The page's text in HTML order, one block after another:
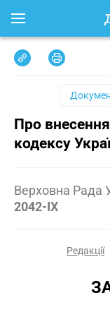
Про
кодексу
Верховна Рада
2042-IX
Редакції